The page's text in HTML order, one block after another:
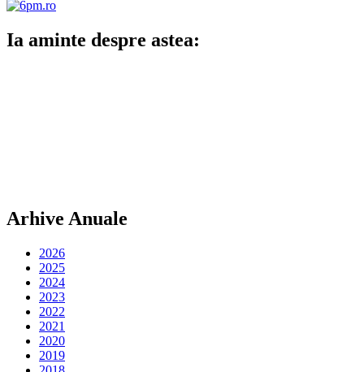
Ia aminte despre astea:
Arhive Anuale
2026
2025
2024
2023
2022
2021
2020
2019